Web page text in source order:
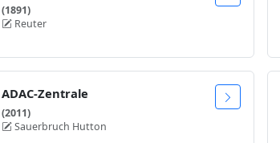
(1891)
Reuter
ADAC-Zentrale
(2011)
Sauerbruch Hutton